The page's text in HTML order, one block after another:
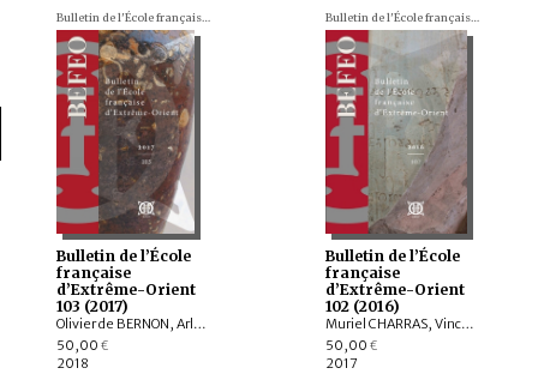
Bulletin de l'École française d'Extrême-Orient (BEFEO)
Bulletin de l’École
française
d’Extrême-Orient
103 (2017)
Olivier de BERNON, Arlo GRIFFITHS, Andrew OLLET, Bob HUDSON, Marc MIYAKE, Julian K. WHEATLEY, Jiří JÁKL, Tom HOOGERVORST, Jennifer L. GAYNOR, Nathan W. HILL, ZHAO Bing, Louise Allison CORT, Armand DESBAT, Béatrice WISNIEWSKI, WONG Sharon Wai-Yee, QIN Dashu, CHANG Jung Jung, YU Shan, HE Mengying, Alastair GORNALL, Hermann KULKE
50,00 €
2018
Bulletin de l'École française d'Extrême-Orient (BEFEO)
Bulletin de l’École
française
d’Extrême-Orient
102 (2016)
Muriel CHARRAS, Vincent TOURNIER, Roderich PTAK, Arlo GRIFFITHS, Jiří JÁKL, Hugo DAVID, Annabel Teh GALLOP, Amandine LEPOUTRE, Chiara BOCCI, Stefan BAUMS, Ingo STRAUCH, Kei KATAOKA, Mattia SALVINI, Péter-Dániel SZÁNTÓ, Andrea ACRI
50,00 €
2017